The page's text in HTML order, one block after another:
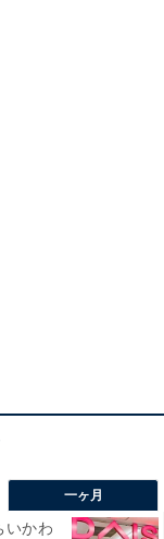
一ヶ月
いかわ